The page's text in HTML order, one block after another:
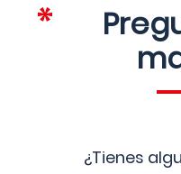
¿Tienes